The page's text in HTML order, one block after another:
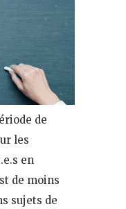
de
les
en
de moins
sujets de